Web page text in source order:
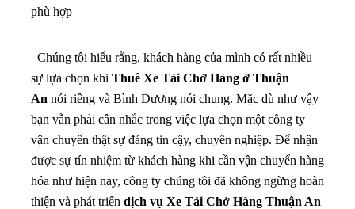
phù hợp
Chúng tôi hiểu rằng, khách hàng của mình có rất nhiều
sự lựa chọn khi Thuê Xe Tải Chở Hàng ở Thuận
An nói riêng và Bình Dương nói chung. Mặc dù như vậy
bạn vẫn phải cân nhắc trong việc lựa chọn một công ty
vận chuyển thật sự đáng tin cậy, chuyên nghiệp. Để nhận
được sự tín nhiệm từ khách hàng khi cần vận chuyển hàng
hóa như hiện nay, công ty chúng tôi đã không ngừng hoàn
thiện và phát triển dịch vụ Xe Tải Chở Hàng Thuận An